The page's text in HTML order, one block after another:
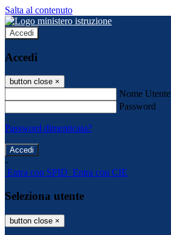
Salta al contenuto
Accedi
Accedi
button close ×
Nome Utente
Password
Password dimenticata?
-
Entra con SPID Entra con CIE
Seleziona utente
button close ×